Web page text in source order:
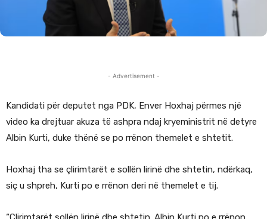
- Advertisement -
Kandidati për deputet nga PDK, Enver Hoxhaj përmes një
video ka drejtuar akuza të ashpra ndaj kryeministrit në detyre
Albin Kurti, duke thënë se po rrënon themelet e shtetit.
Hoxhaj tha se çlirimtarët e sollën lirinë dhe shtetin, ndërkaq,
siç u shpreh, Kurti po e rrënon deri në themelet e tij.